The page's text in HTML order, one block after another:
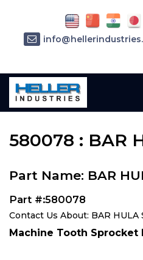
Home»Parts»580078
580078 : BAR
Part Name: BAR
Part #:580078
Contact Us About: BAR HULA
Machine Tooth Sprocket